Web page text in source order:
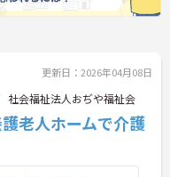
更新日：2026年04月08日
社会福祉法人おぢや福祉会
老人ホームで介護